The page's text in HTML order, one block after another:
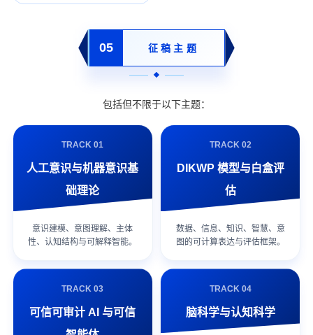
05 征稿主题
包括但不限于以下主题：
TRACK 01
人工意识与机器意识基
础理论
意识建模、意图理解、主体
性、认知结构与可解释智能。
TRACK 02
DIKWP 模型与白盒评
估
数据、信息、知识、智慧、意
图的可计算表达与评估框架。
TRACK 03
可信可审计 AI 与可信
TRACK 04
脑科学与认知科学